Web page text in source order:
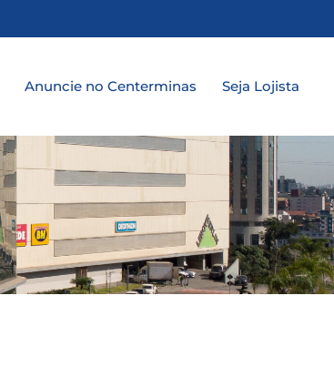
Anuncie no Centerminas Seja Lojista